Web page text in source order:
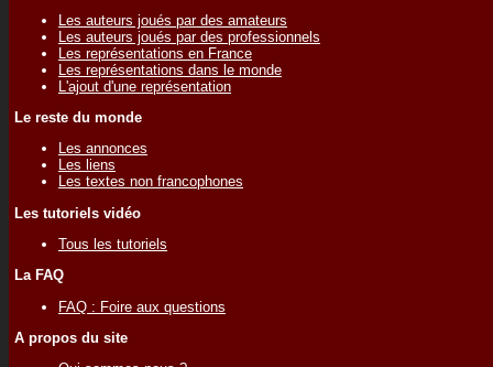
Les auteurs joués par des amateurs
Les auteurs joués par des professionnels
Les représentations en France
Les représentations dans le monde
L'ajout d'une représentation
Le reste du monde
Les annonces
Les liens
Les textes non francophones
Les tutoriels vidéo
Tous les tutoriels
La FAQ
FAQ : Foire aux questions
A propos du site